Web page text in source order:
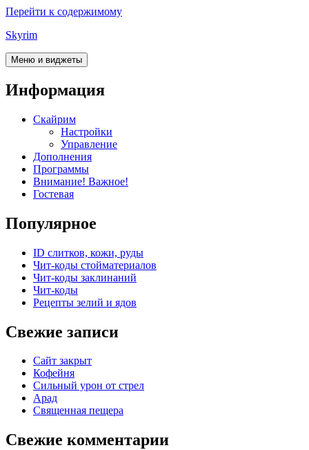
Перейти к содержимому
Skyrim
Меню и виджеты
Информация
Скайрим
Настройки
Управление
Дополнения
Программы
Внимание! Важное!
Гостевая
Популярное
ID слитков, кожи, руды
Чит-коды стойматериалов
Чит-коды заклинаний
Чит-коды
Рецепты зелий и ядов
Свежие записи
Сайт закрыт
Кофейня
Cильный урон от стрел
Арад
Священная пещера
Свежие комментарии